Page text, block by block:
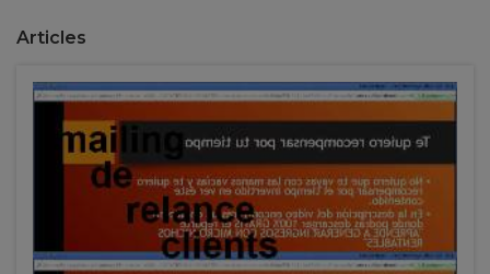
Articles